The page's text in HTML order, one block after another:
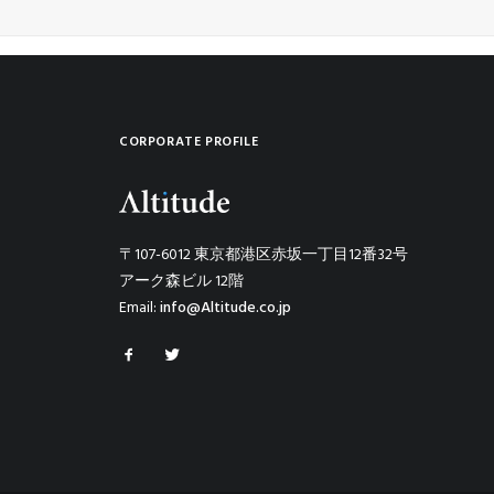
CORPORATE PROFILE
〒107-6012 東京都港区赤坂一丁目12番32号
アーク森ビル 12階
Email:info@Altitude.co.jp